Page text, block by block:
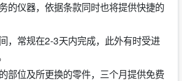
的仪器，依据条款同时也将提供快捷的
，常规在2-3天内完成，此外有时受进
部位及所更换的零件，三个月提供免费